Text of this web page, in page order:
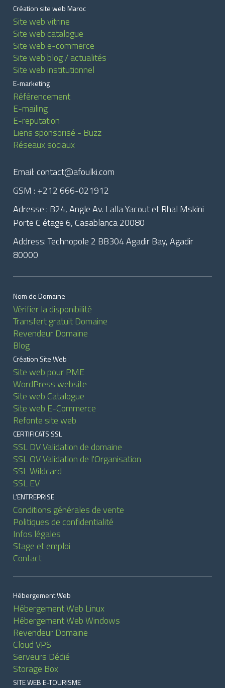
Création site web Maroc
Site web vitrine
Site web catalogue
Site web e-commerce
Site web blog / actualités
Site web institutionnel
E-marketing
Référencement
E-mailing
E-reputation
Liens sponsorisé - Buzz
Réseaux sociaux
Email: contact@afoulki.com
GSM : +212 666-021912
Adresse : B24, Angle Av. Lalla Yacout et Rhal Mskini
Porte C étage 6, Casablanca 20080
Address: Technopole 2 BB304 Agadir Bay, Agadir
80000
Nom de Domaine
Vérifier la disponibilité
Transfert gratuit Domaine
Revendeur Domaine
Blog
Création Site Web
Site web pour PME
WordPress website
Site web Catalogue
Site web E-Commerce
Refonte site web
CERTIFICATS SSL
SSL DV Validation de domaine
SSL OV Validation de l'Organisation
SSL Wildcard
SSL EV
L’ENTREPRISE
Conditions générales de vente
Politiques de confidentialité
Infos légales
Stage et emploi
Contact
Hébergement Web
Hébergement Web Linux
Hébergement Web Windows
Revendeur Domaine
Cloud VPS
Serveurs Dédié
Storage Box
SITE WEB E-TOURISME